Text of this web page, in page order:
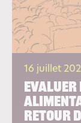
16 juillet
retour